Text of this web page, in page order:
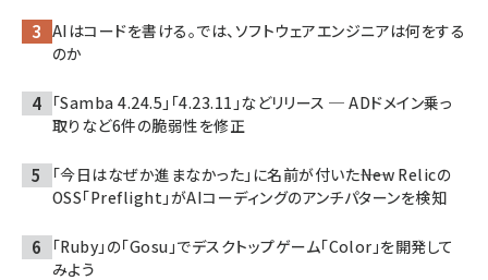
AIはコードを書ける。では、ソフトウェアエンジニアは何をする
のか
「Samba 4.24.5」「4.23.11」などリリース ─ ADドメイン乗っ
取りなど6件の脆弱性を修正
「今日はなぜか進まなかった」に名前が付いた――New Relicの
OSS「Preflight」がAIコーディングのアンチパターンを検知
「Ruby」の「Gosu」でデスクトップゲーム「Color」を開発して
みよう